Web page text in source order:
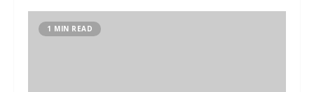
1 MIN READ